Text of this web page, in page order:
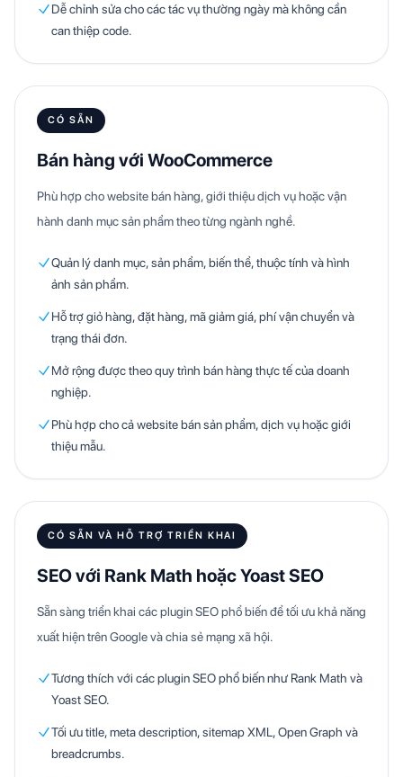
Dễ chỉnh sửa cho các tác vụ thường ngày mà không cần
can thiệp code.
CÓ SẴN
Bán hàng với WooCommerce
Phù hợp cho website bán hàng, giới thiệu dịch vụ hoặc vận
hành danh mục sản phẩm theo từng ngành nghề.
Quản lý danh mục, sản phẩm, biến thể, thuộc tính và hình
ảnh sản phẩm.
Hỗ trợ giỏ hàng, đặt hàng, mã giảm giá, phí vận chuyển và
trạng thái đơn.
Mở rộng được theo quy trình bán hàng thực tế của doanh
nghiệp.
Phù hợp cho cả website bán sản phẩm, dịch vụ hoặc giới
thiệu mẫu.
CÓ SẴN VÀ HỖ TRỢ TRIỂN KHAI
SEO với Rank Math hoặc Yoast SEO
Sẵn sàng triển khai các plugin SEO phổ biến để tối ưu khả năng
xuất hiện trên Google và chia sẻ mạng xã hội.
Tương thích với các plugin SEO phổ biến như Rank Math và
Yoast SEO.
Tối ưu title, meta description, sitemap XML, Open Graph và
breadcrumbs.